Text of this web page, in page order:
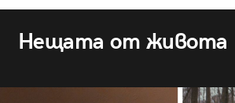
Нещата от живота